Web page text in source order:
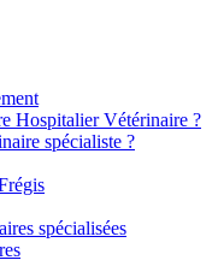
Hospitalier Vétérinaire ?
spécialiste ?
spécialisées